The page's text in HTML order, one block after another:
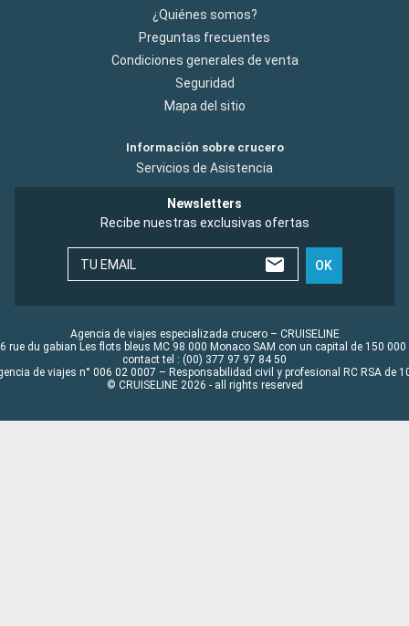
¿Quiénes somos?
Preguntas frecuentes
Condiciones generales de venta
Seguridad
Mapa del sitio
Información sobre crucero
Servicios de Asistencia
Newsletters
Recibe nuestras exclusivas ofertas
TU EMAIL OK
Agencia de viajes especializada crucero – CRUISELINE
rue du gabian Les flots bleus MC 98 000 Monaco SAM con un capital de 150 000
contact tel : (00) 377 97 97 84 50
de viajes n° 006 02 0007 – Responsabilidad civil y profesional RC RSA de
© CRUISELINE 2026 - all rights reserved